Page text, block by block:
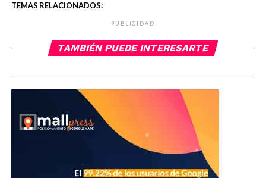
TEMAS RELACIONADOS:
PUBLICIDAD
TAMBIÉN PUEDE INTERESARTE